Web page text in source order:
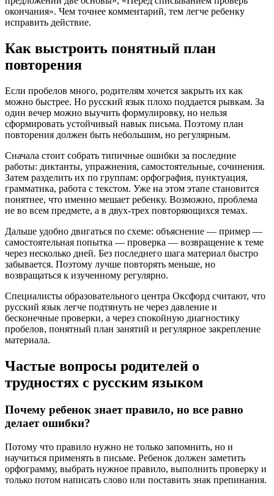
окончания». Чем точнее комментарий, тем легче ребенку
исправить действие.
Как выстроить понятный план
повторения
Если пробелов много, родителям хочется закрыть их как
можно быстрее. Но русский язык плохо поддается рывкам. За
один вечер можно выучить формулировку, но нельзя
сформировать устойчивый навык письма. Поэтому план
повторения должен быть небольшим, но регулярным.
Сначала стоит собрать типичные ошибки за последние
работы: диктанты, упражнения, самостоятельные, сочинения.
Затем разделить их по группам: орфография, пунктуация,
грамматика, работа с текстом. Уже на этом этапе становится
понятнее, что именно мешает ребенку. Возможно, проблема
не во всем предмете, а в двух-трех повторяющихся темах.
Дальше удобно двигаться по схеме: объяснение — пример —
самостоятельная попытка — проверка — возвращение к теме
через несколько дней. Без последнего шага материал быстро
забывается. Поэтому лучше повторять меньше, но
возвращаться к изученному регулярно.
Специалисты образовательного центра Оксфорд считают, что
русский язык легче подтянуть не через давление и
бесконечные проверки, а через спокойную диагностику
пробелов, понятный план занятий и регулярное закрепление
материала.
Частые вопросы родителей о
трудностях с русским языком
Почему ребенок знает правило, но все равно
делает ошибки?
Потому что правило нужно не только запомнить, но и
научиться применять в письме. Ребенок должен заметить
орфограмму, выбрать нужное правило, выполнить проверку и
только потом написать слово или поставить знак препинания.